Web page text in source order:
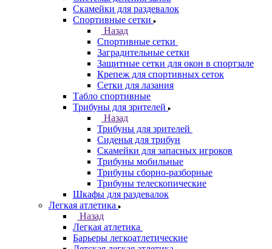
Скамейки для раздевалок
Спортивные сетки
Назад
Спортивные сетки
Заградительные сетки
Защитные сетки для окон в спортзале
Крепеж для спортивных сеток
Сетки для лазания
Табло спортивные
Трибуны для зрителей
Назад
Трибуны для зрителей
Сиденья для трибун
Скамейки для запасных игроков
Трибуны мобильные
Трибуны сборно-разборные
Трибуны телескопические
Шкафы для раздевалок
Легкая атлетика
Назад
Легкая атлетика
Барьеры легкоатлетические